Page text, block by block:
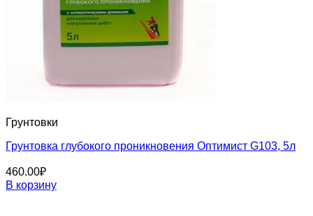
Грунтовки
Грунтовка глубокого проникновения Оптимист G103, 5л
460.00₽
В корзину